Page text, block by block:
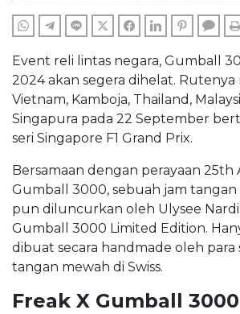
WHATSAPPTELEGRAM
LINE TWITTERFACEBOOKLINKEDINPINTEREST
Event reli lintas negara, Gumball
2024 akan segera dihelat. Rutenya
Vietnam, Kamboja, Thailand,
Singapura pada 22 September
seri Singapore F1 Grand Prix.
Bersamaan dengan perayaan 25th
Gumball 3000, sebuah jam tangan
pun diluncurkan oleh Ulysee
Gumball 3000 Limited Edition.
dibuat secara handmade oleh para
tangan mewah di Swiss.
Freak X Gumball